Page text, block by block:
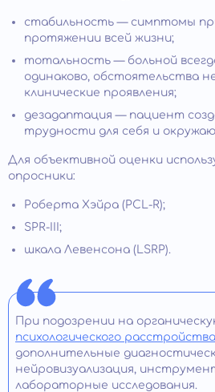
стабильность — симптомы
протяжении всей жизни;
тотальность — больной
одинаково, обстоятельства
клинические проявления;
дезадаптация — пациент
трудности для себя и
Для объективной оценки
опросники:
Роберта Хэйра (PCL-R);
SPR-III;
шкала Левенсона (LSRP).
При подозрении на
психологического расстройства
дополнительные
нейровизуализация,
лабораторные исследования.